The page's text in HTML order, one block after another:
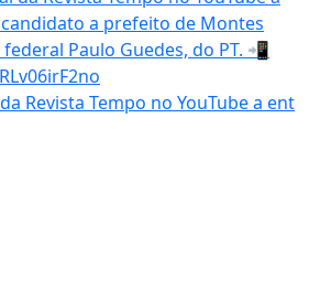
Revista Tempo no YouTube a ent